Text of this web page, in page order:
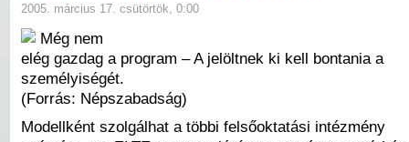
2005. március 17. csütörtök, 0:00
Még nem
elég gazdag a program – A jelöltnek ki kell bontania a
személyiségét.
(Forrás: Népszabadság)
Modellként szolgálhat a többi felsőoktatási intézmény